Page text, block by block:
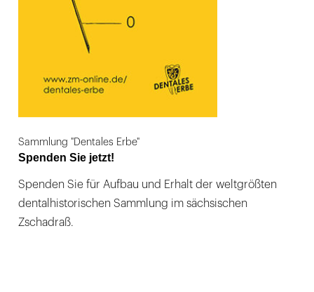
Sammlung "Dentales Erbe"
Spenden Sie jetzt!
Spenden Sie für Aufbau und Erhalt der weltgrößten
dentalhistorischen Sammlung im sächsischen
Zschadraß.